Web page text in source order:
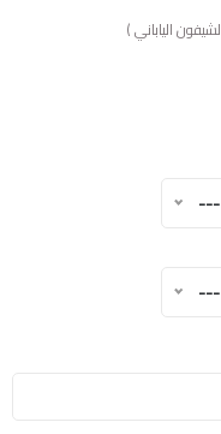
الياباني )